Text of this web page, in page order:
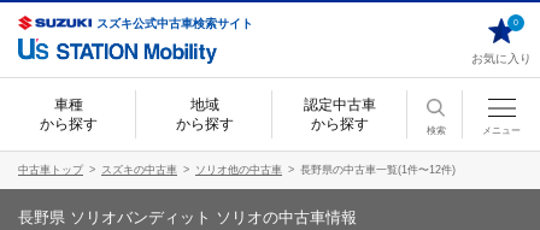
スズキ公式中古車検索サイト
お気に入り
0
車種
から探す
地域
から探す
認定中古車
から探す
検索 メニュー
中古車トップ スズキの中古車 ソリオ他の中古車 長野県の中古車一覧(1件〜12件)
長野県 ソリオバンディット ソリオの中古車情報